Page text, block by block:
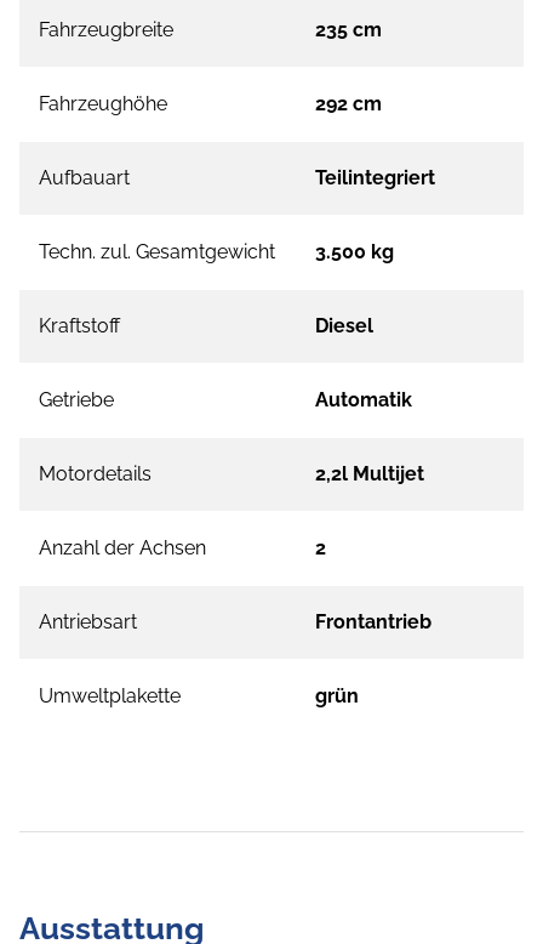
Fahrzeugbreite 235 cm
Fahrzeughöhe 292 cm
Aufbauart Teilintegriert
Techn. zul. Gesamtgewicht 3.500 kg
Kraftstoff Diesel
Getriebe Automatik
Motordetails 2,2l Multijet
Anzahl der Achsen 2
Antriebsart Frontantrieb
Umweltplakette grün
Ausstattung